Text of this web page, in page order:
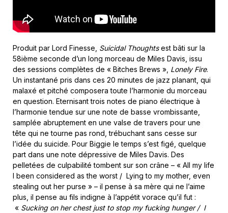
Produit par Lord Finesse, Suicidal Thoughtsest bâti sur la
58ième seconde d’un long morceau de Miles Davis, issu
des sessions complètes de « Bitches Brews », Lonely Fire.
Un instantané pris dans ces 20 minutes de jazz planant, qui
malaxé et pitché composera toute l’harmonie du morceau
en question. Eternisant trois notes de piano électrique à
l’harmonie tendue sur une note de basse vrombissante,
samplée abruptement en une valse de travers pour une
tête qui ne tourne pas rond, trébuchant sans cesse sur
l’idée du suicide. Pour Biggie le temps s’est figé, quelque
part dans une note dépressive de Miles Davis. Des
pelletées de culpabilité tombent sur son crâne – « All my life
I been considered as the worst / Lying to my mother, even
stealing out her purse » – il pense à sa mère qui ne l’aime
plus, il pense au fils indigne à l’appétit vorace qu’il fut :
« Sucking on her chest just to stop my fucking hunger / I